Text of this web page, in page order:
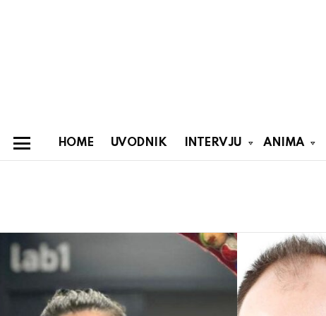
HOME UVODNIK INTERVJU ANIMA
Latest
stories